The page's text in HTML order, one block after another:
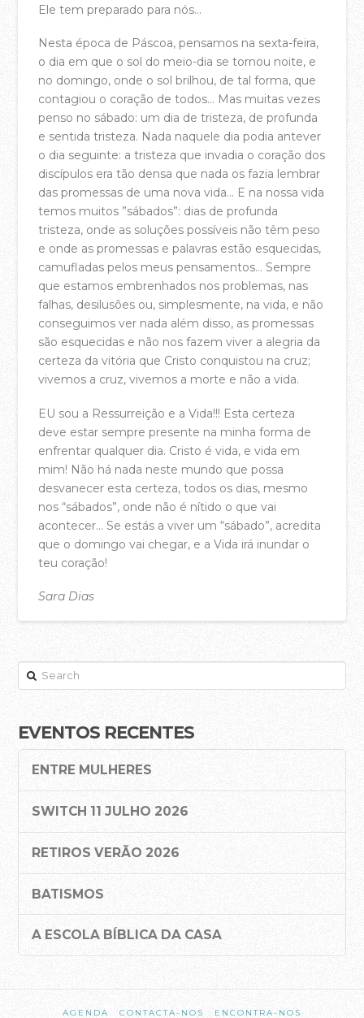
Agenda
Registo Membros da Casa da Cidade
Celebrações de Domingo
Pequenos Grupos
Crianças
Jovens e Adolescentes
SWITCH – Jovens Adultos
Casais
A Escola Bíblica da Casa
Batismos
Áreas de Serviço
Ação Social
Projeto de Missões
Refletir
Oração Online – Quintas 21h30
Bem-vindos à Casa da Cidade!
QUERO CONTRIBUIR
VÊ E OUVE
Pregações – YouTube
Pregações – Spotify
A Casa da Cidade Música – YouTube
Podcast Falamos em Casa – YouTube
Hinos de Graça – Bandcamp
Ele tem preparado para nós…
Nesta época de Páscoa, pensamos na sexta-feira,
o dia em que o sol do meio-dia se tornou noite, e
no domingo, onde o sol brilhou, de tal forma, que
contagiou o coração de todos… Mas muitas vezes
penso no sábado: um dia de tristeza, de profunda
e sentida tristeza. Nada naquele dia podia antever
o dia seguinte: a tristeza que invadia o coração dos
discípulos era tão densa que nada os fazia lembrar
das promessas de uma nova vida… E na nossa vida
temos muitos ”sábados”: dias de profunda
tristeza, onde as soluções possíveis não têm peso
e onde as promessas e palavras estão esquecidas,
camufladas pelos meus pensamentos… Sempre
que estamos embrenhados nos problemas, nas
falhas, desilusões ou, simplesmente, na vida, e não
conseguimos ver nada além disso, as promessas
são esquecidas e não nos fazem viver a alegria da
certeza da vitória que Cristo conquistou na cruz;
vivemos a cruz, vivemos a morte e não a vida.
EU sou a Ressurreição e a Vida!!! Esta certeza
deve estar sempre presente na minha forma de
enfrentar qualquer dia. Cristo é vida, e vida em
mim! Não há nada neste mundo que possa
desvanecer esta certeza, todos os dias, mesmo
nos “sábados”, onde não é nítido o que vai
acontecer… Se estás a viver um “sábado”, acredita
que o domingo vai chegar, e a Vida irá inundar o
teu coração!
Sara Dias
acasadac 04.14.2017
Search
EVENTOS RECENTES
ENTRE MULHERES
SWITCH 11 JULHO 2026
RETIROS VERÃO 2026
BATISMOS
A ESCOLA BÍBLICA DA CASA
AGENDA CONTACTA-NOS ENCONTRA-NOS